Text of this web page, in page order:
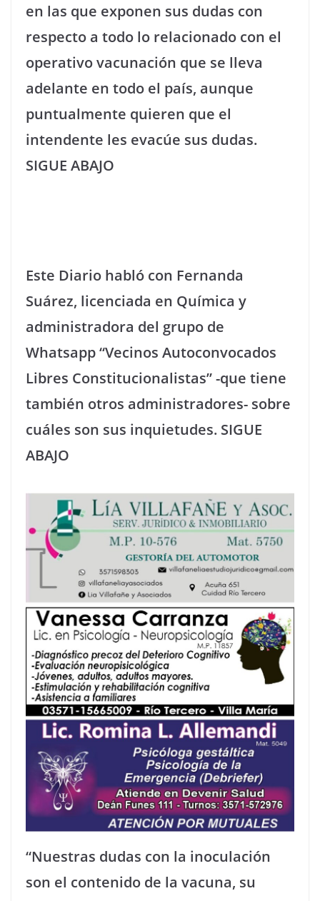
en las que exponen sus dudas con
respecto a todo lo relacionado con el
operativo vacunación que se lleva
adelante en todo el país, aunque
puntualmente quieren que el
intendente les evacúe sus dudas.
SIGUE ABAJO
Este Diario habló con Fernanda
Suárez, licenciada en Química y
administradora del grupo de
Whatsapp “Vecinos Autoconvocados
Libres Constitucionalistas” -que tiene
también otros administradores- sobre
cuáles son sus inquietudes. SIGUE
ABAJO
“Nuestras dudas con la inoculación
son el contenido de la vacuna, su